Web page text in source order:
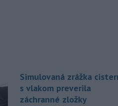
Simulovaná zrážka
s vlakom preverila
záchranné zložky